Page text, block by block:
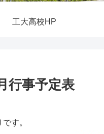
工大高校HP
行事予定表
す。